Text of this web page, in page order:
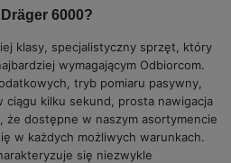
6000?
klasy, specjalistyczny sprzęt, który
wymagającym Odbiorcom.
tryb pomiaru pasywny,
kilku sekund, prosta nawigacja
że dostępne w naszym asortymencie
w każdych możliwych warunkach.
się niezwykle